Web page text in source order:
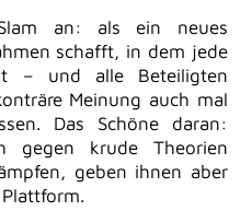
an: als ein neues
schafft, in dem jede
– und alle Beteiligten
Meinung auch mal
Das Schöne daran:
gegen krude Theorien
geben ihnen aber